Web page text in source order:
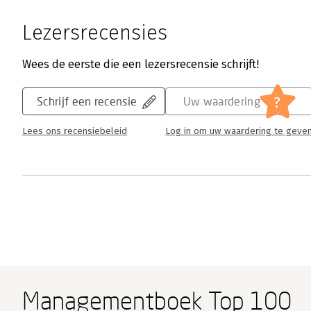
Lezersrecensies
Wees de eerste die een lezersrecensie schrijft!
Schrijf een recensie
Lees ons recensiebeleid
Uw waardering ?
Log in om uw waardering te
Managementboek Top 100